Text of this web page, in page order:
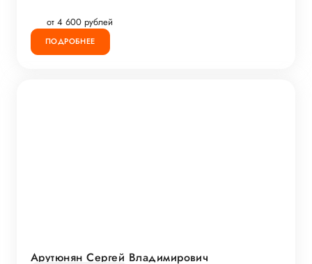
от 4 600 рублей
ПОДРОБНЕЕ
Арутюнян Сергей Владимирович